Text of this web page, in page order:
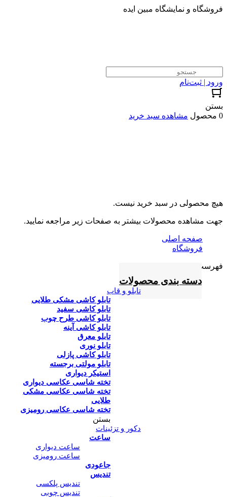
فروشگاه و نمایشگاه مبین ایده
ورود | ثبت‌نام
بستن
0 محصول
مشاهده سبد خرید
هیچ محصولی در سبد خرید نیست.
جهت مشاهده محصولات بیشتر به صفحات زیر مراجعه نمایید.
صفحه اصلی
فروشگاه
فهرست
دسته بندی محصولات
تابلو و قاب
تابلو کاشی مشکی طلایی
تابلو کاشی سفید
تابلو کاشی طرح چوب
تابلو کاشی آینه
تابلو معرق
تابلو نوری
تابلو کاشی پازلی
تابلو مولتی برجسته
استیکر دیواری
تخته شاسی عکاسی دیواری
تخته شاسی عکاسی مشکی
طلایی
تخته شاسی عکاسی رومیزی
بستن
دکور و تزئینات
ساعت
ساعت دیواری
ساعت رومیزی
جاعودی
تندیس
تندیس پلکسی
تندیس چوبی